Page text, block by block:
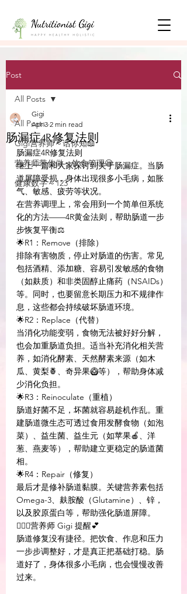
Post
All Posts
Gigi营养师～话你知📖
营养师带你做～饮食管理😃
健康数字～123
All Posts
肠漏症4R修复法则
Gigi
Apr 3 2 min read
肠漏症4R修复法则
继上一篇和大家探讨到关于肠漏症。当肠
道屏障受损，身体出现很多小毛病，如胀
气、敏感、疲劳等状况。
在营养调理上，常会用到一个简单但系统
化的方法——4R黄金法则，帮助肠道一步
步恢复平衡⚖️
🌟R1：Remove（排除）
排除有害物质，停止对肠道的伤害。常见
包括酒精、添加糖、容易引发敏感的食物
（如麸质）和非类固醇止痛药（NSAIDs）
等。同时，也要留意长期压力和不规律作
息，这些都会持续破坏肠道环境。
🌟R2：Replace（代替）
当消化功能变弱，食物无法被好好分解，
也会加重肠道负担。适当补充消化相关营
养，如消化酵素、天然酵素来源（如木
瓜、黄梨🍍、奇异果🥝等），帮助身体减
少消化负担。
🌟R3：Reinoculate（重植）
肠道好菌不足，坏菌就容易趁机作乱。重
建肠道微生态可透过食用发酵食物（如泡
菜）、益生菌、益生元（如苹果🍎、洋
葱、燕麦等），帮助建立更稳定的肠道菌
相。
🌟R4：Repair（修复）
最后才是修补肠道黏膜。关键营养素包括
Omega-3、麸胺酸（Glutamine）、锌，
以及胶原蛋白等，帮助强化肠道屏障。
👩🏻‍⚕️营养师 Gigi 提醒💕
肠道修复没有捷径。把饮食、作息和压力
一步步调整好，才是真正把基础打稳。肠
道好了，身体很多小毛病，也会慢慢改善
过来。